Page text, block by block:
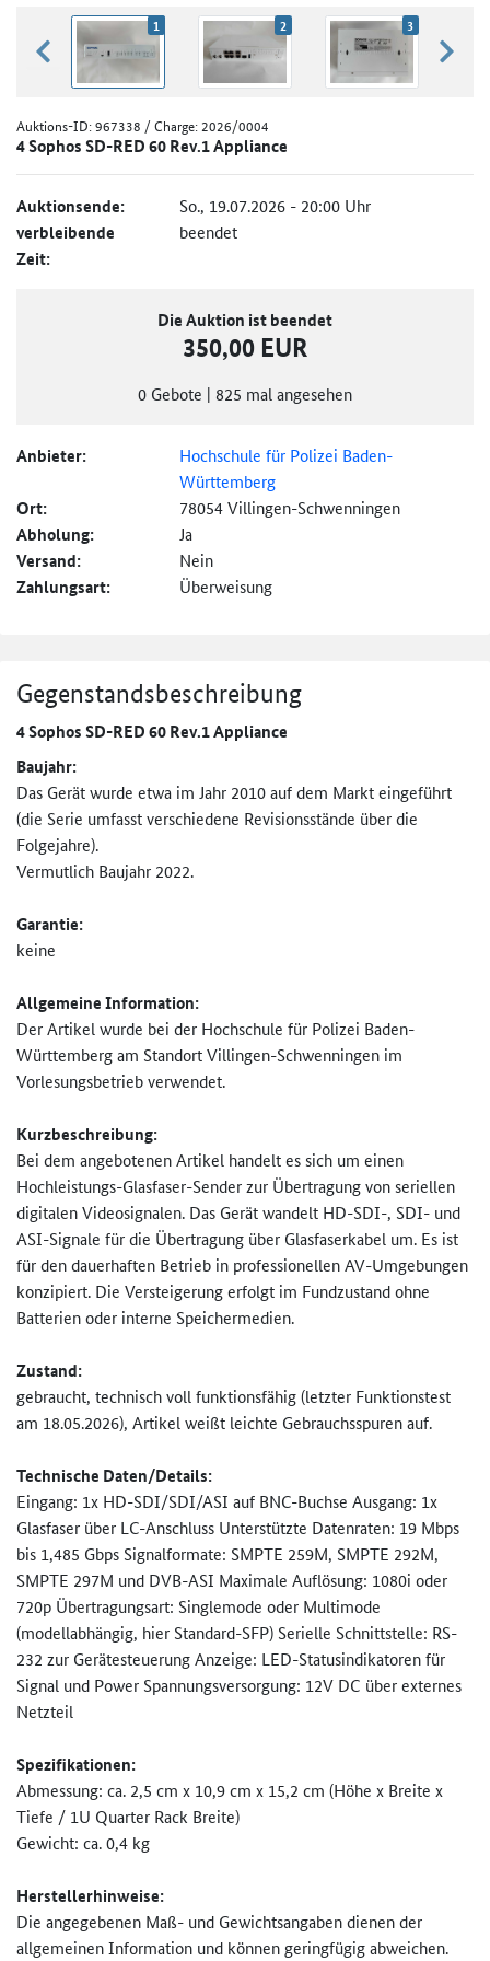
zurück blättern
1 2 3
Auktions-ID:967338 / Charge: 2026/0004
4 Sophos SD-RED 60 Rev.1 Appliance
Auktionsende: So., 19.07.2026 - 20:00 Uhr
verbleibende
Zeit:
beendet
Die Auktion ist beendet
350,00 EUR
0 Gebote | 825 mal angesehen
Anbieter:
Hochschule für Polizei Baden-
Württemberg
Ort: 78054 Villingen-Schwenningen
Abholung: Ja
Versand: Nein
Zahlungsart: Überweisung
Gegenstandsbeschreibung
4 Sophos SD-RED 60 Rev.1 Appliance
Baujahr:
Das Gerät wurde etwa im Jahr 2010 auf dem Markt eingeführt
(die Serie umfasst verschiedene Revisionsstände über die
Folgejahre).
Vermutlich Baujahr 2022.
Garantie:
keine
Allgemeine Information:
Der Artikel wurde bei der Hochschule für Polizei Baden-
Württemberg am Standort Villingen-Schwenningen im
Vorlesungsbetrieb verwendet.
Kurzbeschreibung:
Bei dem angebotenen Artikel handelt es sich um einen
Hochleistungs-Glasfaser-Sender zur Übertragung von seriellen
digitalen Videosignalen. Das Gerät wandelt HD-SDI-, SDI- und
ASI-Signale für die Übertragung über Glasfaserkabel um. Es ist
für den dauerhaften Betrieb in professionellen AV-Umgebungen
konzipiert. Die Versteigerung erfolgt im Fundzustand ohne
Batterien oder interne Speichermedien.
Zustand:
gebraucht, technisch voll funktionsfähig (letzter Funktionstest
am 18.05.2026), Artikel weißt leichte Gebrauchsspuren auf.
Technische Daten/Details:
Eingang: 1x HD-SDI/SDI/ASI auf BNC-Buchse Ausgang: 1x
Glasfaser über LC-Anschluss Unterstützte Datenraten: 19 Mbps
bis 1,485 Gbps Signalformate: SMPTE 259M, SMPTE 292M,
SMPTE 297M und DVB-ASI Maximale Auflösung: 1080i oder
720p Übertragungsart: Singlemode oder Multimode
(modellabhängig, hier Standard-SFP) Serielle Schnittstelle: RS-
232 zur Gerätesteuerung Anzeige: LED-Statusindikatoren für
Signal und Power Spannungsversorgung: 12V DC über externes
Netzteil
Spezifikationen:
Abmessung: ca. 2,5 cm x 10,9 cm x 15,2 cm (Höhe x Breite x
Tiefe / 1U Quarter Rack Breite)
Gewicht: ca. 0,4 kg
Herstellerhinweise:
Die angegebenen Maß- und Gewichtsangaben dienen der
allgemeinen Information und können geringfügig abweichen.